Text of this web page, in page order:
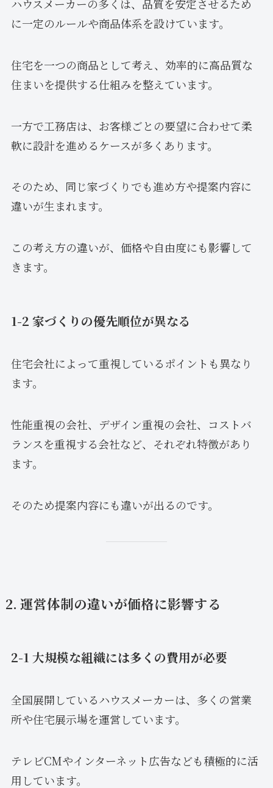
ハウスメーカーの多くは、品質を安定させるため
に一定のルールや商品体系を設けています。
住宅を一つの商品として考え、効率的に高品質な
住まいを提供する仕組みを整えています。
一方で工務店は、お客様ごとの要望に合わせて柔
軟に設計を進めるケースが多くあります。
そのため、同じ家づくりでも進め方や提案内容に
違いが生まれます。
この考え方の違いが、価格や自由度にも影響して
きます。
1-2 家づくりの優先順位が異なる
住宅会社によって重視しているポイントも異なり
ます。
性能重視の会社、デザイン重視の会社、コストバ
ランスを重視する会社など、それぞれ特徴があり
ます。
そのため提案内容にも違いが出るのです。
2. 運営体制の違いが価格に影響する
2-1 大規模な組織には多くの費用が必要
全国展開しているハウスメーカーは、多くの営業
所や住宅展示場を運営しています。
テレビCMやインターネット広告なども積極的に活
用しています。